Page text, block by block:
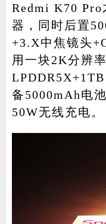
Redmi K70 Pro
器，同时后置
+3.X中焦镜头
用一块2K分辨
备5000mAh电
50W无线充电。